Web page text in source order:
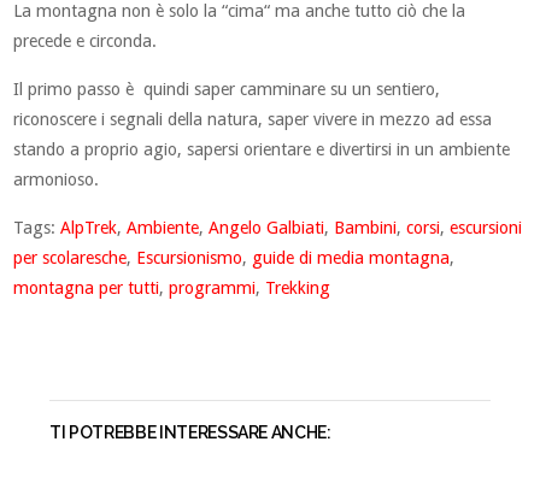
La montagna non è solo la “cima“ ma anche tutto ciò che la
precede e circonda.
Il primo passo è quindi saper camminare su un sentiero,
riconoscere i segnali della natura, saper vivere in mezzo ad essa
stando a proprio agio, sapersi orientare e divertirsi in un ambiente
armonioso.
Tags:AlpTrek,Ambiente,Angelo Galbiati, Bambini,corsi,escursioni
per scolaresche, Escursionismo, guide di media montagna,
montagna per tutti,programmi, Trekking
TI POTREBBE INTERESSARE ANCHE: